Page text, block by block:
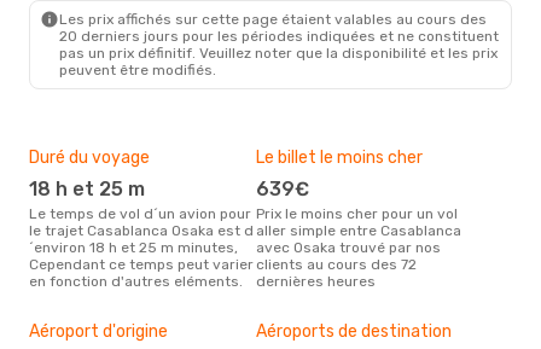
- CMN
Sam. 19 Sept.- Sam. 26 Sept.
OSA- CMN
Les prix affichés sur cette page étaient valables au cours des
20 derniers jours pour les périodes indiquées et ne constituent
pas un prix définitif. Veuillez noter que la disponibilité et les prix
peuvent être modifiés.
Duré du voyage
18 h et 25 m
Le temps de vol d´un avion pour
le trajet Casablanca Osaka est d
´environ 18 h et 25 m minutes,
Cependant ce temps peut varier
en fonction d'autres eléments.
Le billet le moins cher
639€
Prix le moins cher pour un vol
aller simple entre Casablanca
avec Osaka trouvé par nos
clients au cours des 72
dernières heures
Aéroport d'origine Aéroports de destination